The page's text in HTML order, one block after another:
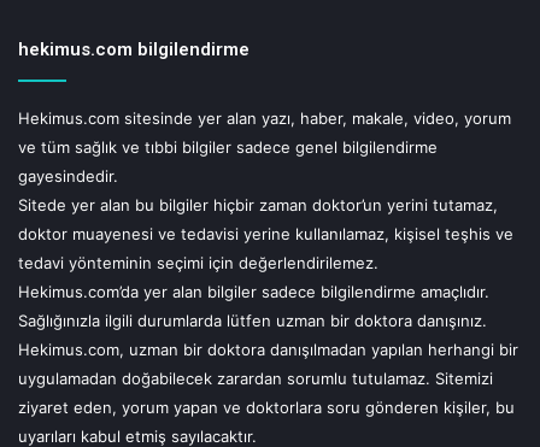
hekimus.com bilgilendirme
Hekimus.com sitesinde yer alan yazı, haber, makale, video, yorum
ve tüm sağlık ve tıbbi bilgiler sadece genel bilgilendirme
gayesindedir.
Sitede yer alan bu bilgiler hiçbir zaman doktor’un yerini tutamaz,
doktor muayenesi ve tedavisi yerine kullanılamaz, kişisel teşhis ve
tedavi yönteminin seçimi için değerlendirilemez.
Hekimus.com’da yer alan bilgiler sadece bilgilendirme amaçlıdır.
Sağlığınızla ilgili durumlarda lütfen uzman bir doktora danışınız.
Hekimus.com, uzman bir doktora danışılmadan yapılan herhangi bir
uygulamadan doğabilecek zarardan sorumlu tutulamaz. Sitemizi
ziyaret eden, yorum yapan ve doktorlara soru gönderen kişiler, bu
uyarıları kabul etmiş sayılacaktır.